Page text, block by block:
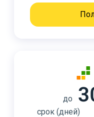
до
срок (дней)